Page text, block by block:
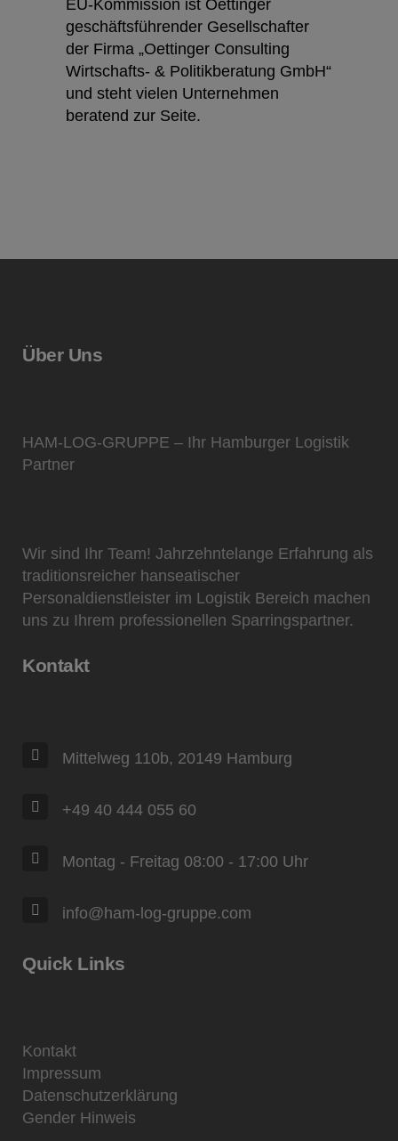
EU-Kommission ist Oettinger
geschäftsführender Gesellschafter
der Firma „Oettinger Consulting
Wirtschafts- & Politikberatung GmbH“
und steht vielen Unternehmen
beratend zur Seite.
Über Uns
HAM-LOG-GRUPPE – Ihr Hamburger Logistik
Partner
Wir sind Ihr Team! Jahrzehntelange Erfahrung als
traditionsreicher hanseatischer
Personaldienstleister im Logistik Bereich machen
uns zu Ihrem professionellen Sparringspartner.
Kontakt
Mittelweg 110b, 20149 Hamburg
+49 40 444 055 60
Montag - Freitag 08:00 - 17:00 Uhr
info@ham-log-gruppe.com
Quick Links
Kontakt
Impressum
Datenschutzerklärung
Gender Hinweis